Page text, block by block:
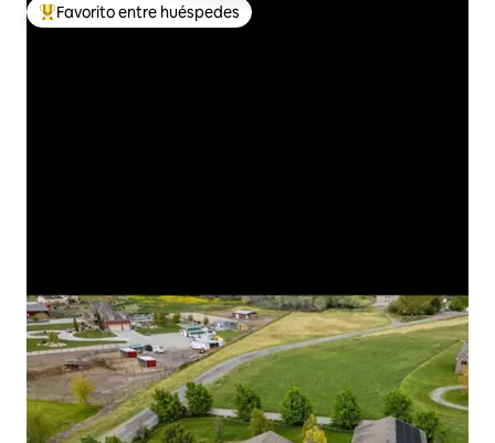
Favorito entre huéspedes preferido
Favorito entre huéspedes